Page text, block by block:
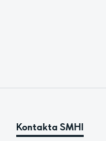
Kontakta SMHI